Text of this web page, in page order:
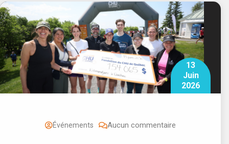
13
Juin
2026
Événements Aucun commentaire